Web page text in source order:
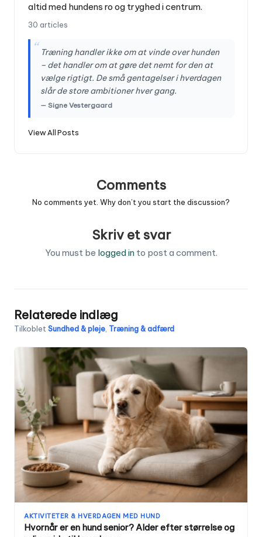
altid med hundens ro og tryghed i centrum.
30 articles
“ Træning handler ikke om at vinde over hunden
– det handler om at gøre det nemt for den at
vælge rigtigt. De små gentagelser i hverdagen
slår de store ambitioner hver gang.
— Signe Vestergaard
View All Posts
Comments
No comments yet. Why don’t you start the discussion?
Skriv et svar
You must be logged into post a comment.
Relaterede indlæg
Tilkoblet Sundhed & pleje Træning & adfærd
AKTIVITETER & HVERDAGEN MED HUND
Hvornår er en hund senior? Alder efter størrelse og